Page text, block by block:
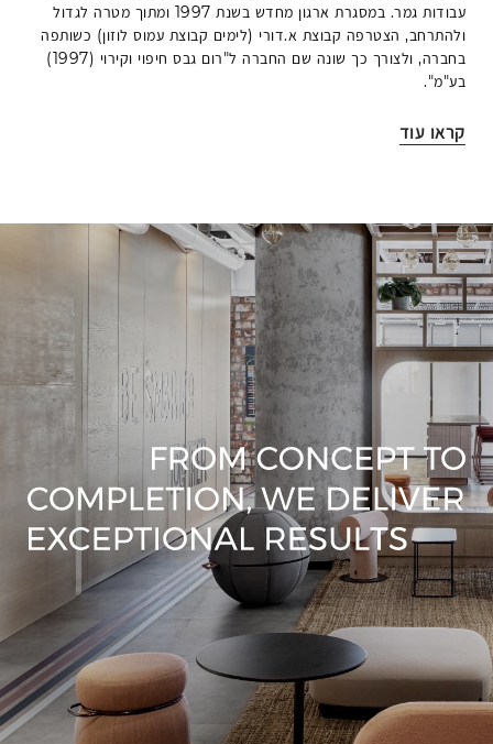
עבודות גמר. במסגרת ארגון מחדש בשנת 1997 ומתוך מטרה לגדול
ולהתרחב, הצטרפה קבוצת א.דורי (לימים קבוצת עמוס לוזון) כשותפה
בחברה, ולצורך כך שונה שם החברה ל"רום גבס חיפוי וקירוי (1997)
בע"מ".
קראו עוד
הייחודיות
של
ROM
נעוצה
בשילוב
המיוחד
בין
המורשת
המרשימה
החברה
והניסיון
הרב
שצברה
לצד
הסתכלות
קדימה
ורצון
להתחדשות